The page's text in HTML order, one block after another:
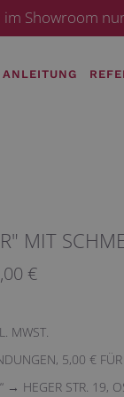
im Showroom
ANLEITUNG
MIT
€
MWST.
5,00 €
→ HEGER STR. 19,